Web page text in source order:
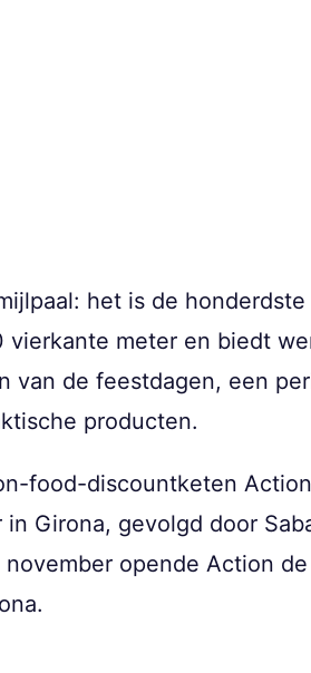
het is de
vierkante meter en biedt
van de feestdagen, een
producten.
food-discountketen
Girona, gevolgd door
opende Action